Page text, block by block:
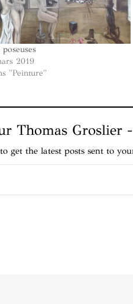
poseuses
2019
"Peinture"
Thomas Groslier
get the latest posts sent to